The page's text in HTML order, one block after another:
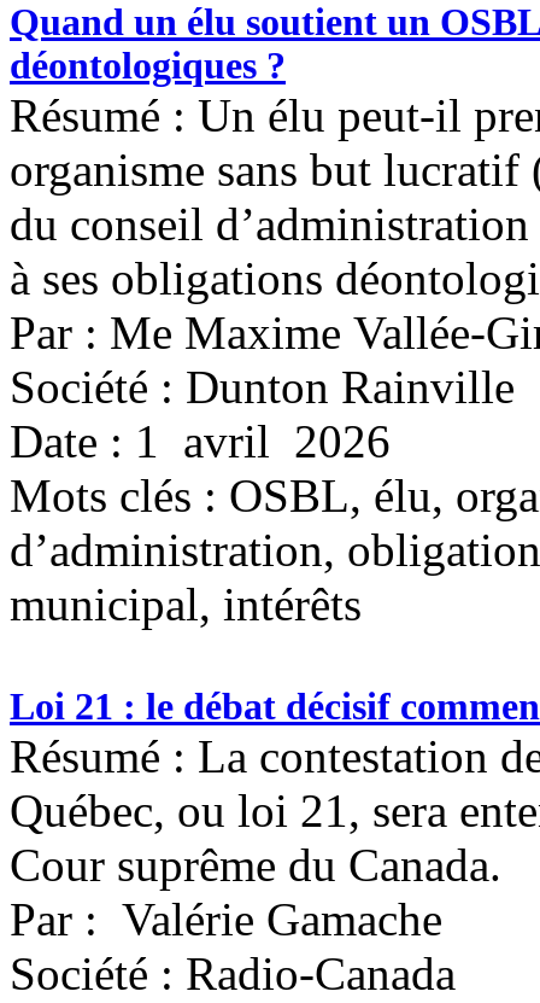
Quand un élu soutient un
déontologiques ?
Résumé : Un élu peut-il
organisme sans but
du conseil
à ses obligations
Par : Me Maxime Vallée-
Société : Dunton Rainville
Date : 1 avril 2026
Mots clés : OSBL, élu,
d’administration,
municipal, intérêts
Loi 21 : le débat décisif
Résumé : La contestation
Québec, ou loi 21, sera
Cour suprême du Canada.
Par : Valérie Gamache
Société : Radio-Canada